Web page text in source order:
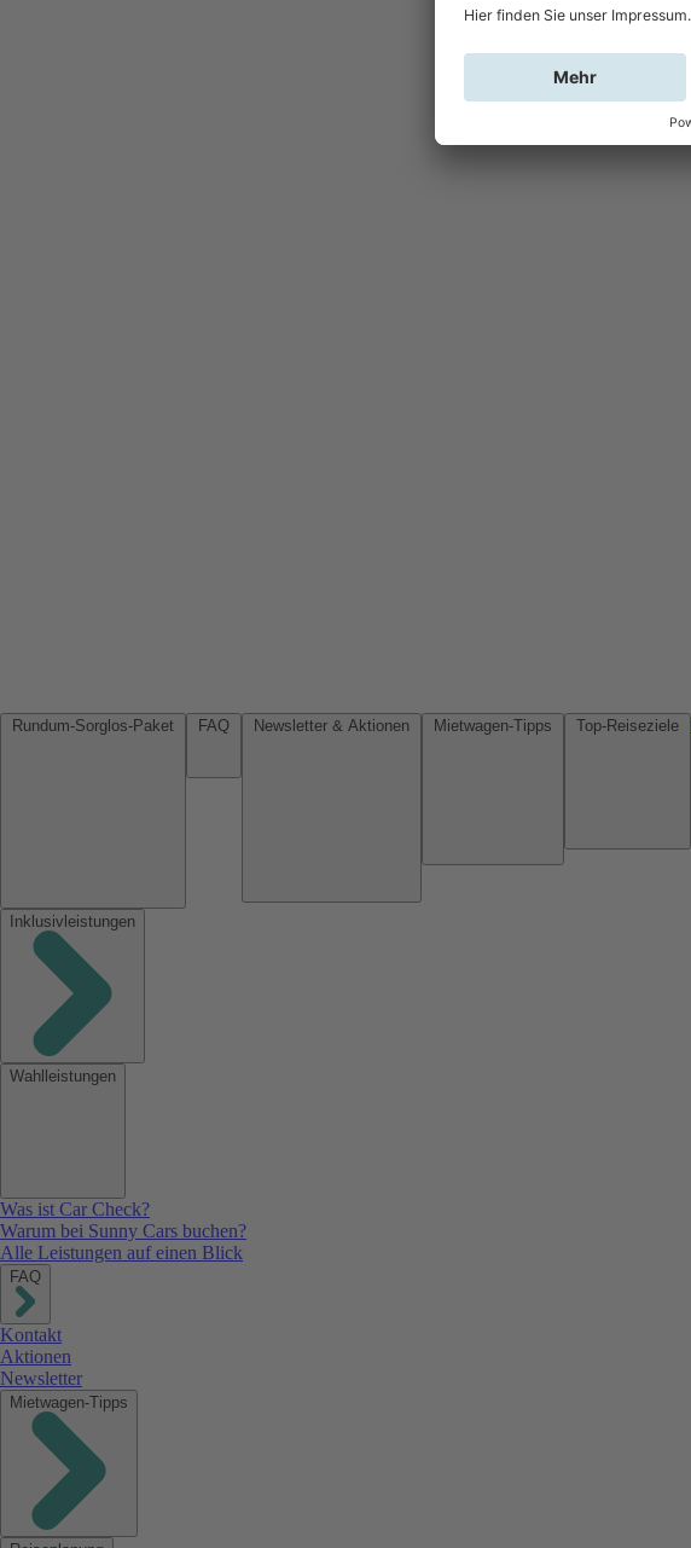
Inklusivleistungen
Wahlleistungen
Was ist Car Check?
Warum bei Sunny Cars buchen?
Alle Leistungen auf einen Blick
FAQ
Kontakt
Aktionen
Newsletter
Mietwagen-Tipps